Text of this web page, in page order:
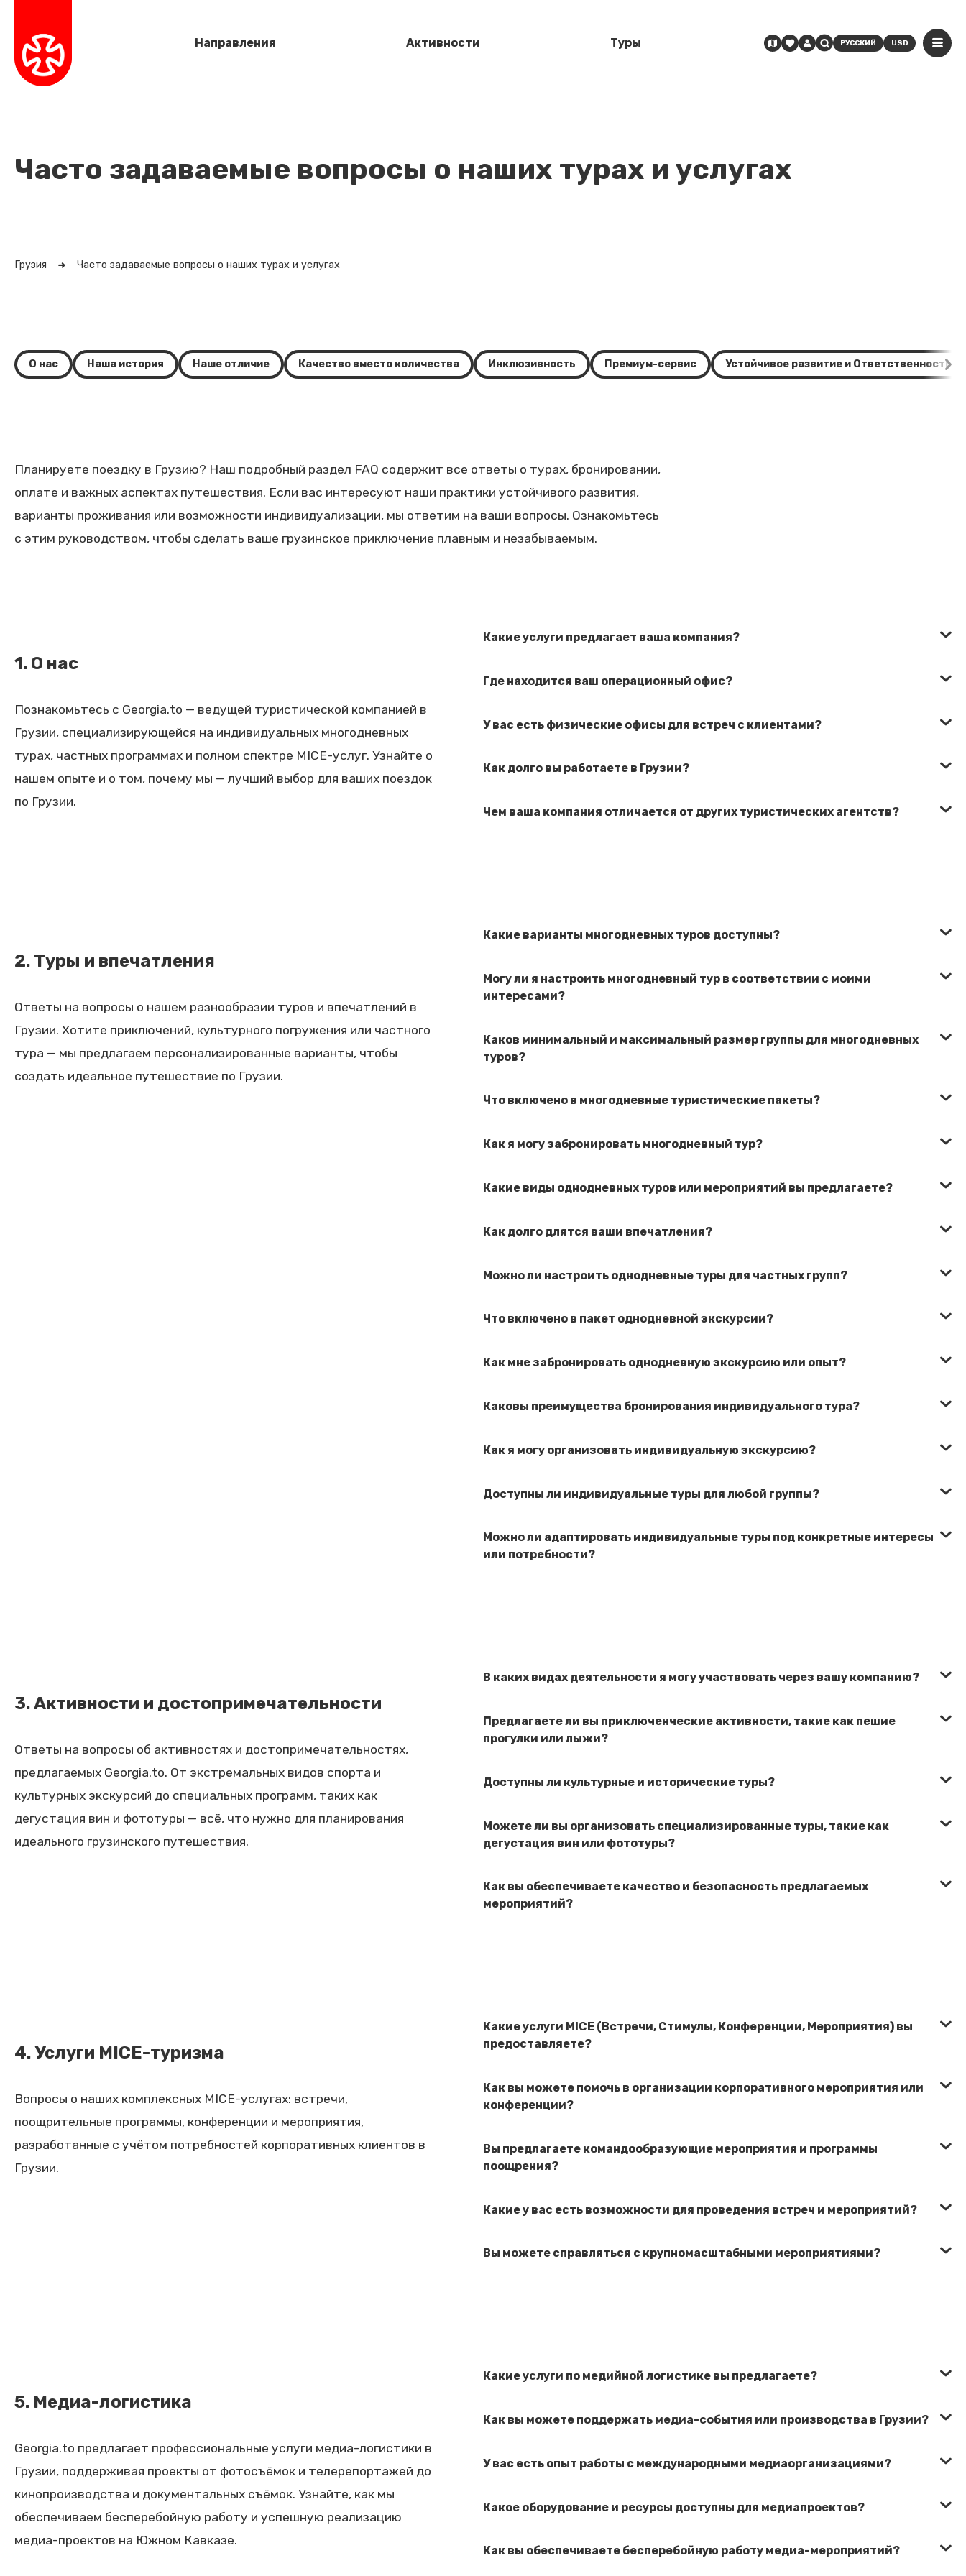
Направления Активности Туры РУССКИЙ USD
Часто задаваемые вопросы о наших турах и услугах
Грузия Часто задаваемые вопросы о наших турах и услугах
О нас Наша история Наше отличие Качество вместо количества Инклюзивность Премиум-сервис Устойчивое развитие и Ответственность
Планируете поездку в Грузию? Наш подробный раздел FAQ содержит все ответы о турах, бронировании,
оплате и важных аспектах путешествия. Если вас интересуют наши практики устойчивого развития,
варианты проживания или возможности индивидуализации, мы ответим на ваши вопросы. Ознакомьтесь
с этим руководством, чтобы сделать ваше грузинское приключение плавным и незабываемым.
1. О нас
Познакомьтесь с Georgia.to — ведущей туристической компанией в
Грузии, специализирующейся на индивидуальных многодневных
турах, частных программах и полном спектре MICE-услуг. Узнайте о
нашем опыте и о том, почему мы — лучший выбор для ваших поездок
по Грузии.
Какие услуги предлагает ваша компания?
Где находится ваш операционный офис?
У вас есть физические офисы для встреч с клиентами?
Как долго вы работаете в Грузии?
Чем ваша компания отличается от других туристических агентств?
2. Туры и впечатления
Ответы на вопросы о нашем разнообразии туров и впечатлений в
Грузии. Хотите приключений, культурного погружения или частного
тура — мы предлагаем персонализированные варианты, чтобы
создать идеальное путешествие по Грузии.
Какие варианты многодневных туров доступны?
Могу ли я настроить многодневный тур в соответствии с моими
интересами?
Каков минимальный и максимальный размер группы для многодневных
туров?
Что включено в многодневные туристические пакеты?
Как я могу забронировать многодневный тур?
Какие виды однодневных туров или мероприятий вы предлагаете?
Как долго длятся ваши впечатления?
Можно ли настроить однодневные туры для частных групп?
Что включено в пакет однодневной экскурсии?
Как мне забронировать однодневную экскурсию или опыт?
Каковы преимущества бронирования индивидуального тура?
Как я могу организовать индивидуальную экскурсию?
Доступны ли индивидуальные туры для любой группы?
Можно ли адаптировать индивидуальные туры под конкретные интересы
или потребности?
3. Активности и достопримечательности
Ответы на вопросы об активностях и достопримечательностях,
предлагаемых Georgia.to. От экстремальных видов спорта и
культурных экскурсий до специальных программ, таких как
дегустация вин и фототуры — всё, что нужно для планирования
идеального грузинского путешествия.
В каких видах деятельности я могу участвовать через вашу компанию?
Предлагаете ли вы приключенческие активности, такие как пешие
прогулки или лыжи?
Доступны ли культурные и исторические туры?
Можете ли вы организовать специализированные туры, такие как
дегустация вин или фототуры?
Как вы обеспечиваете качество и безопасность предлагаемых
мероприятий?
4. Услуги MICE-туризма
Вопросы о наших комплексных MICE-услугах: встречи,
поощрительные программы, конференции и мероприятия,
разработанные с учётом потребностей корпоративных клиентов в
Грузии.
Какие услуги MICE (Встречи, Стимулы, Конференции, Мероприятия) вы
предоставляете?
Как вы можете помочь в организации корпоративного мероприятия или
конференции?
Вы предлагаете командообразующие мероприятия и программы
поощрения?
Какие у вас есть возможности для проведения встреч и мероприятий?
Вы можете справляться с крупномасштабными мероприятиями?
5. Медиа-логистика
Georgia.to предлагает профессиональные услуги медиа-логистики в
Грузии, поддерживая проекты от фотосъёмок и телерепортажей до
кинопроизводства и документальных съёмок. Узнайте, как мы
обеспечиваем бесперебойную работу и успешную реализацию
медиа-проектов на Южном Кавказе.
Какие услуги по медийной логистике вы предлагаете?
Как вы можете поддержать медиа-события или производства в Грузии?
У вас есть опыт работы с международными медиаорганизациями?
Какое оборудование и ресурсы доступны для медиапроектов?
Как вы обеспечиваете бесперебойную работу медиа-мероприятий?